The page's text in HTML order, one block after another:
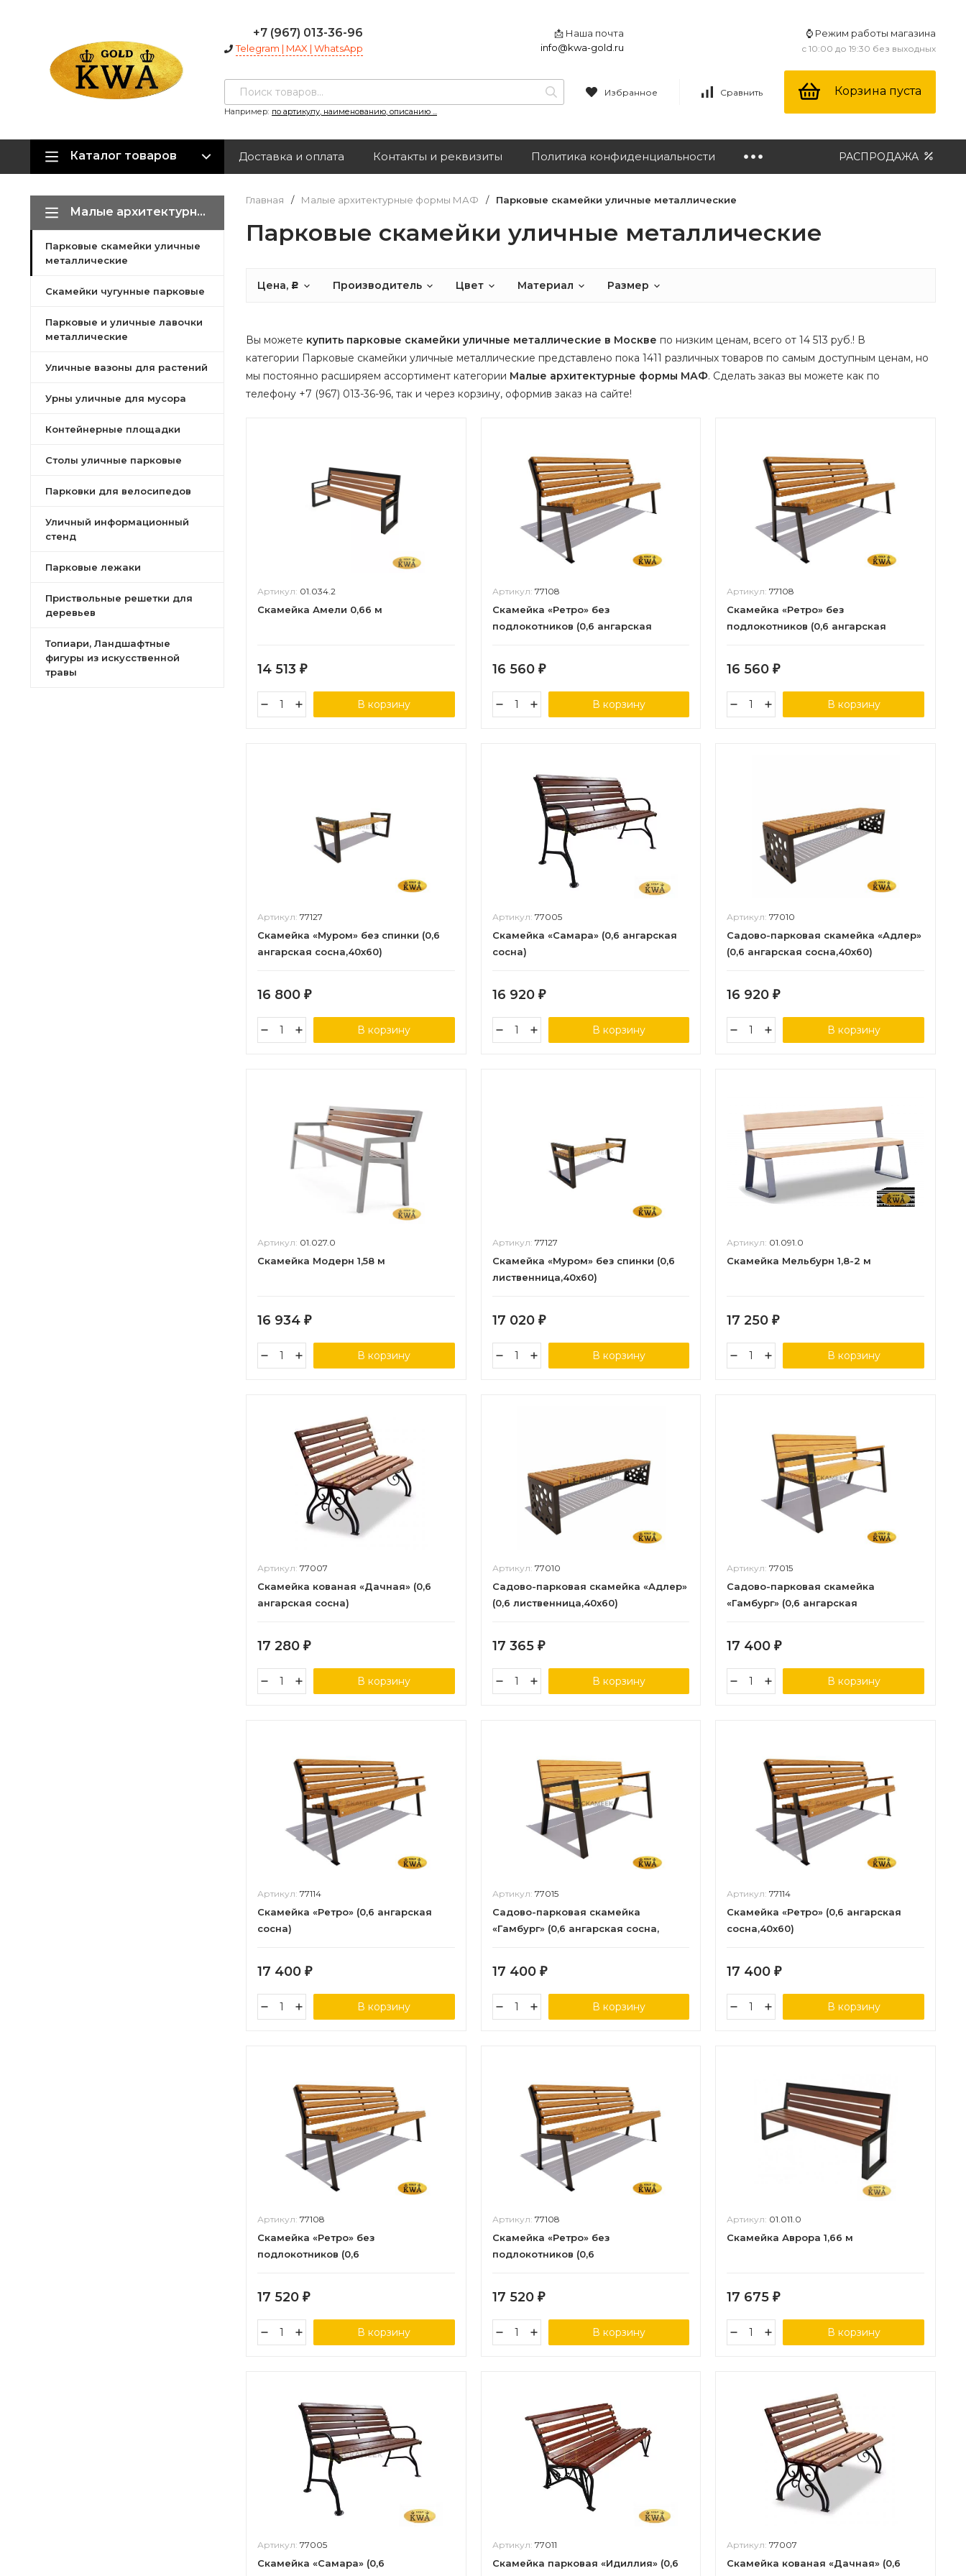
+7 (967) 013-36-96
Telegram | MAX | WhatsApp
📩 Наша почта
info@kwa-gold.ru
⌚ Режим работы магазина
с 10:00 до 19:30 без выходных
Например: по артикулу, наименованию, описанию ...
Избранное Сравнить Корзина пуста
Каталог товаров Доставка и оплата Контакты и реквизиты Политика конфиденциальности РАСПРОДАЖА
Малые архитектурные формы МАФ
Парковые скамейки уличные
металлические
Скамейки чугунные парковые
Парковые и уличные лавочки
металлические
Уличные вазоны для растений
Урны уличные для мусора
Контейнерные площадки
Столы уличные парковые
Парковки для велосипедов
Уличный информационный
стенд
Парковые лежаки
Приствольные решетки для
деревьев
Топиари, Ландшафтные
фигуры из искусственной
травы
Главная / Малые архитектурные формы МАФ / Парковые скамейки уличные металлические
Парковые скамейки уличные металлические
Цена, Р Производитель Цвет Материал Размер
Вы можете купить парковые скамейки уличные металлические в Москве по низким ценам, всего от 14 513 руб.! В
категории Парковые скамейки уличные металлические представлено пока 1411 различных товаров по самым доступным ценам, но
мы постоянно расширяем ассортимент категории Малые архитектурные формы МАФ. Сделать заказ вы можете как по
телефону +7 (967) 013-36-96, так и через корзину, оформив заказ на сайте!
Артикул: 01.034.2
Скамейка Амели 0,66 м
14 513 ₽
В корзину
Артикул: 77108
Скамейка «Ретро» без
подлокотников (0,6 ангарская
16 560 ₽
В корзину
Артикул:77108
Скамейка «Ретро» без
подлокотников (0,6 ангарская
16 560₽
В корзину
Артикул: 77127
Скамейка «Муром» без спинки (0,6
ангарская сосна,40х60)
16 800 ₽
В корзину
Артикул: 77005
Скамейка «Самара» (0,6 ангарская
сосна)
16 920 ₽
В корзину
Артикул:77010
Садово-парковая скамейка «Адлер»
(0,6 ангарская сосна,40х60)
16 920₽
В корзину
Артикул: 01.027.0
Скамейка Модерн 1,58 м
16 934 ₽
В корзину
Артикул: 77127
Скамейка «Муром» без спинки (0,6
лиственница,40х60)
17 020 ₽
В корзину
Артикул: 01.091.0
Скамейка Мельбурн 1,8-2 м
17 250₽
В корзину
Артикул: 77007
Скамейка кованая «Дачная» (0,6
ангарская сосна)
17 280 ₽
В корзину
Артикул: 77010
Садово-парковая скамейка «Адлер»
(0,6 лиственница,40х60)
17 365 ₽
В корзину
Артикул:77015
Садово-парковая скамейка
«Гамбург» (0,6 ангарская
17 400₽
В корзину
Артикул: 77114
Скамейка «Ретро» (0,6 ангарская
сосна)
17 400 ₽
В корзину
Артикул: 77015
Садово-парковая скамейка
«Гамбург» (0,6 ангарская сосна,
17 400 ₽
В корзину
Артикул:77114
Скамейка «Ретро» (0,6 ангарская
сосна,40х60)
17 400₽
В корзину
Артикул: 77108
Скамейка «Ретро» без
подлокотников (0,6
17 520 ₽
В корзину
Артикул: 77108
Скамейка «Ретро» без
подлокотников (0,6
17 520 ₽
В корзину
Артикул: 01.011.0
Скамейка Аврора 1,66 м
17 675₽
В корзину
Артикул: 77005
Скамейка «Самара» (0,6
Артикул: 77011
Скамейка парковая «Идиллия» (0,6
Артикул:77007
Скамейка кованая «Дачная» (0,6